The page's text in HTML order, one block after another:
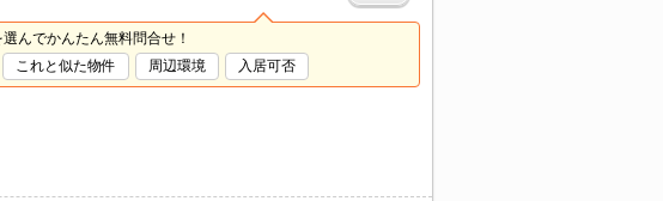
んでかんたん無料問合せ！
これと似た物件 周辺環境 入居可否